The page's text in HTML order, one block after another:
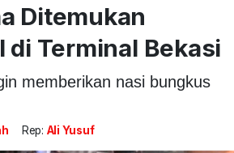
Ditemukan
di Terminal Bekasi
memberikan nasi bungkus
Rep: Ali Yusuf